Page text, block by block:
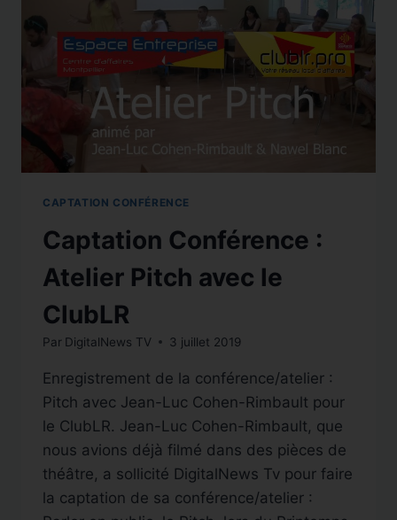
MÊLENT
(FESTIVALITO
3
À
CALVISSON)
CAPTATION CONFÉRENCE
Captation Conférence :
Atelier Pitch avec le
ClubLR
Par DigitalNews TV 3 juillet 2019
Enregistrement de la conférence/atelier :
Pitch avec Jean-Luc Cohen-Rimbault pour
le ClubLR. Jean-Luc Cohen-Rimbault, que
nous avions déjà filmé dans des pièces de
théâtre, a sollicité DigitalNews Tv pour faire
la captation de sa conférence/atelier :